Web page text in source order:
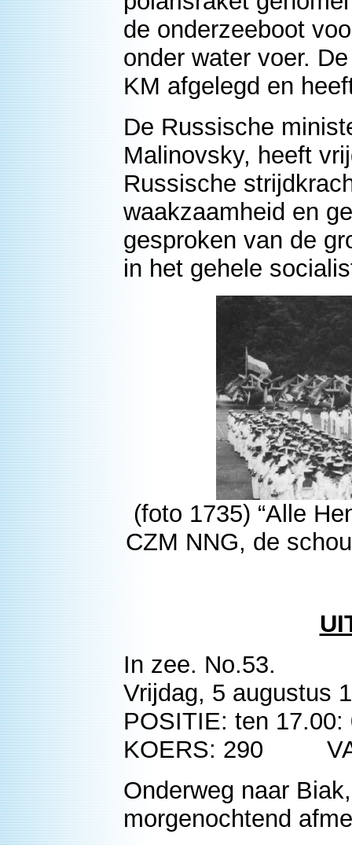
de onderzeeboot
onder water voer.
KM afgelegd en
De Russische
Malinovsky, heeft
Russische
waakzaamheid en
gesproken van de
in het gehele
(foto 1735) “Alle
CZM NNG, de
In zee. No.53.
Vrijdag, 5 augustus
POSITIE: ten
KOERS: 290
Onderweg naar
morgenochtend